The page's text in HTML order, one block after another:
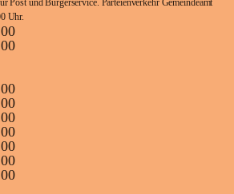
Post und Bürgerservice. Parteienverkehr Gemeindeamt
Uhr.